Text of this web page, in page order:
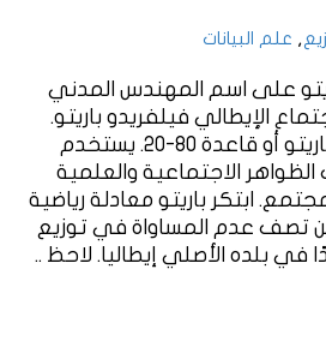
, علم البيانات
على اسم المهندس المدني
الإيطالي فيلفريدو باريتو.
يشار إليه أحيانًا بمبدأ باريتو أو قاعدة 80-20. يستخدم
الاجتماعية والعلمية
ابتكر باريتو معادلة رياضية
تصف عدم المساواة في توزيع
في بلده الأصلي إيطاليا. لاحظ ..